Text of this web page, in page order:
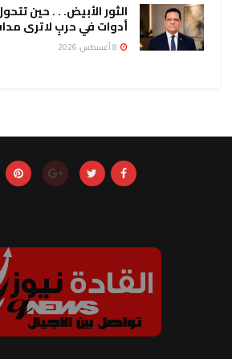
الثور الأبيض. . . حين
أدوات في حربٍ لا ترى